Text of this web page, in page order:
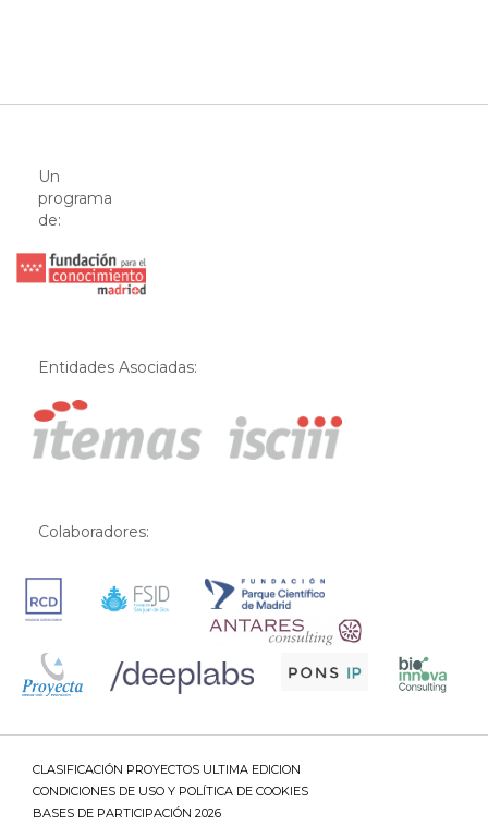
Un
programa
de:
Entidades Asociadas:
Colaboradores:
CLASIFICACIÓN PROYECTOS ULTIMA EDICION
CONDICIONES DE USO Y POLÍTICA DE COOKIES
BASES DE PARTICIPACIÓN 2026